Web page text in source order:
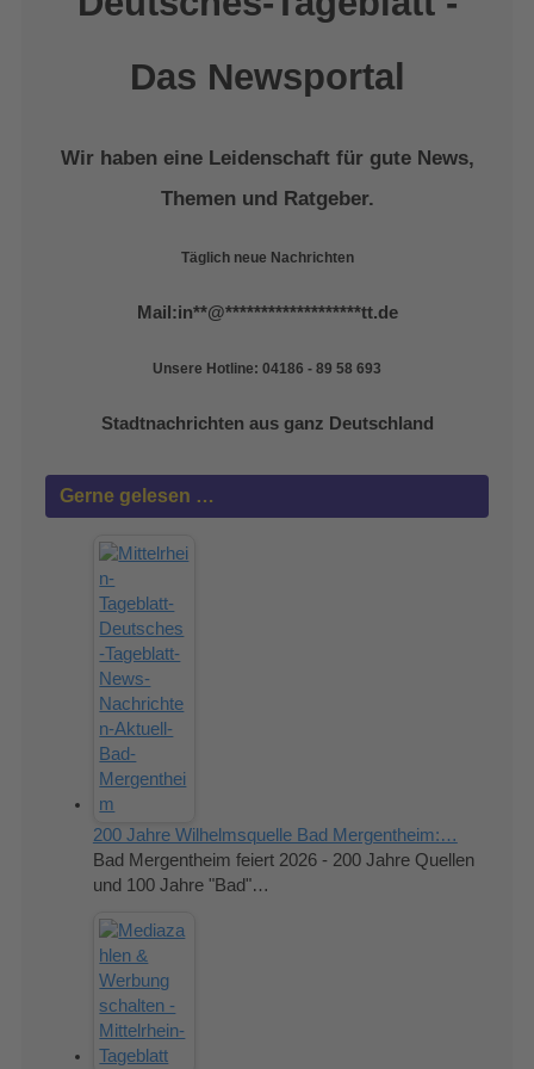
Das Newsportal
Wir haben eine Leidenschaft für gute News,
Themen und Ratgeber.
Täglich neue Nachrichten
Mail:in**@*******************tt.de
Unsere Hotline: 04186 - 89 58 693
Stadtnachrichten aus ganz Deutschland
Gerne gelesen …
200 Jahre Wilhelmsquelle Bad Mergentheim:…
Bad Mergentheim feiert 2026 - 200 Jahre Quellen
und 100 Jahre "Bad"…